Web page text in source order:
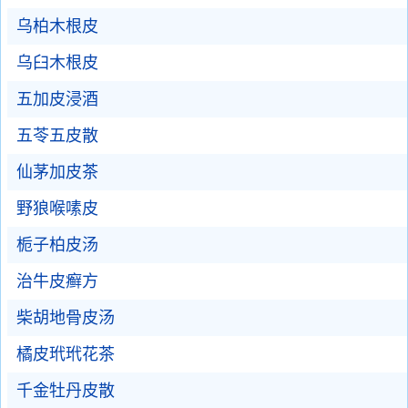
乌柏木根皮
乌臼木根皮
五加皮浸酒
五苓五皮散
仙茅加皮茶
野狼喉嗉皮
栀子柏皮汤
治牛皮癣方
柴胡地骨皮汤
橘皮玳玳花茶
千金牡丹皮散